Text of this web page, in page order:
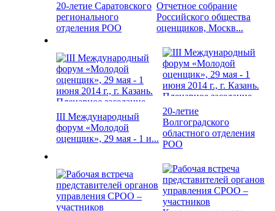
20-летие Саратовского
регионального
отделения РОО
Отчетное собрание
Российского общества
оценщиков, Москв...
III Международный
форум «Молодой
оценщик», 29 мая - 1 и...
20-летие
Волгоградского
областного отделения
РОО